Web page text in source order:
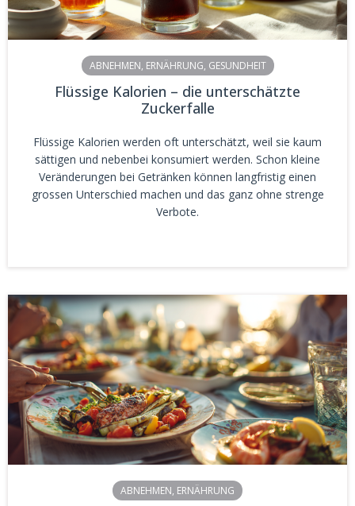
ABNEHMEN, ERNÄHRUNG, GESUNDHEIT
Flüssige Kalorien – die unterschätzte
Zuckerfalle
Flüssige Kalorien werden oft unterschätzt, weil sie kaum
sättigen und nebenbei konsumiert werden. Schon kleine
Veränderungen bei Getränken können langfristig einen
grossen Unterschied machen und das ganz ohne strenge
Verbote.
ABNEHMEN, ERNÄHRUNG